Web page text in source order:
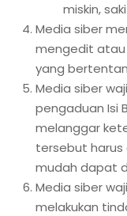
miskin,
Media siber
mengedit atau
yang
Media siber
pengaduan Isi
melanggar
tersebut
mudah dapat
Media siber
melakukan